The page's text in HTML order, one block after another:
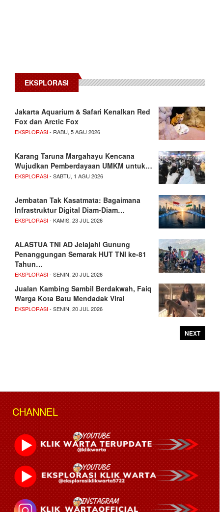
EKSPLORASI
Jakarta Aquarium & Safari Kenalkan Red
Fox dan Arctic Fox
EKSPLORASI- RABU, 5 AGU 2026
Karang Taruna Margahayu Kencana
Wujudkan Pemberdayaan UMKM untuk…
EKSPLORASI- SABTU, 1 AGU 2026
Jembatan Tak Kasatmata: Bagaimana
Infrastruktur Digital Diam-Diam…
EKSPLORASI- KAMIS, 23 JUL 2026
ALASTUA TNI AD Jelajahi Gunung
Penanggungan Semarak HUT TNI ke-81
Tahun…
EKSPLORASI- SENIN, 20 JUL 2026
Jualan Kambing Sambil Berdakwah, Faiq
Warga Kota Batu Mendadak Viral
EKSPLORASI- SENIN, 20 JUL 2026
NEXT
CHANNEL